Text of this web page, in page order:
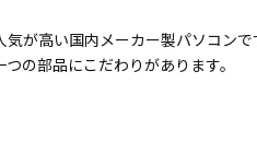
が高い国内メーカー製パソコン
の部品にこだわりがあります。